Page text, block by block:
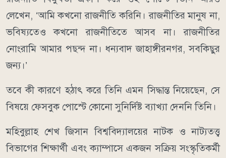
লেখেন, ‘আমি কখনো রাজনীতি করিনি। রাজনীতির মানুষ না,
ভবিষ্যতেও কখনো রাজনীতিতে আসব না। রাজনীতির
নোংরামি আমার পছন্দ না। ধন্যবাদ জাহাঙ্গীরনগর, সবকিছুর
জন্য।’
তবে কী কারণে হঠাৎ করে তিনি এমন সিদ্ধান্ত নিয়েছেন, সে
বিষয়ে ফেসবুক পোস্টে কোনো সুনির্দিষ্ট ব্যাখ্যা দেননি তিনি।
মহিবুল্লাহ শেখ জিসান বিশ্ববিদ্যালয়ের নাটক ও নাট্যতত্ত্ব
বিভাগের শিক্ষার্থী এবং ক্যাম্পাসে একজন সক্রিয় সংস্কৃতিকর্মী